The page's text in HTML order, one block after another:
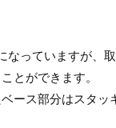
なっていますが、
とができます。
ース部分はスタ